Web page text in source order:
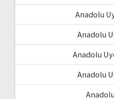
Anadolu
Anadolu
Anadolu
Anadolu